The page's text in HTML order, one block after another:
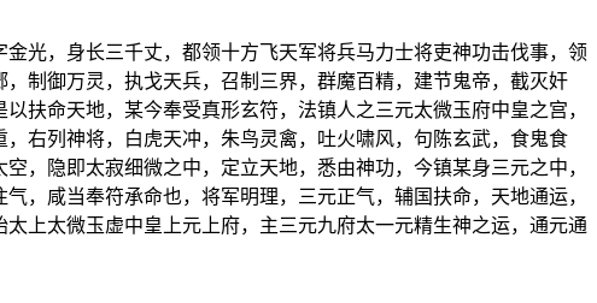
光，身长三千丈，都领十方飞天军将兵马力士将吏神功击伐事，领
制御万灵，执戈天兵，召制三界，群魔百精，建节鬼帝，截灭奸
扶命天地，某今奉受真形玄符，法镇人之三元太微玉府中皇之宫，
右列神将，白虎天冲，朱鸟灵禽，吐火啸风，句陈玄武，食鬼食
，隐即太寂细微之中，定立天地，悉由神功，今镇某身三元之中，
，咸当奉符承命也，将军明理，三元正气，辅国扶命，天地通运，
上太微玉虚中皇上元上府，主三元九府太一元精生神之运，通元通